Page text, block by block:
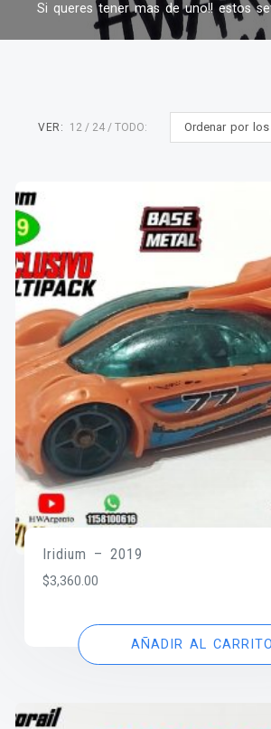
Si queres tener mas de uno!! estos
Ordenar por
VER: 12 24 TODO:
Iridium – 2019
$3,360.00
AÑADIR AL CARRITO